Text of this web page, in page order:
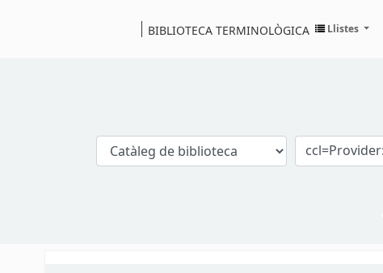
BIBLIOTECA TERMINOLÒGICA Llistes